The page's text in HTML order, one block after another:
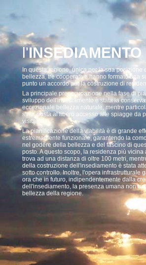
l'INSEDIAMENTO
In questa regione, unica per la sua posizione
bellezza, tre cooperative hanno formato una
punto un accordo per la costruzione di
La principale preoccupazione nella fase di
sviluppo dell'insediamento è stata la
eccezionale bellezza naturale, mentre
stata posta al libero accesso alle spiagge da
visitatori.
La pianificazione della viabilità è di grande
estremamente funzionale, garantendo la
nel godere della bellezza e del fascino di
posto. A questo scopo, la residenza più vicina
trova ad una distanza di oltre 100 metri,
della costruzione dell'insediamento è stata
sotto controllo. Inoltre, l'opera infrastrutturale
ora che in futuro, indipendentemente dalla
dell'insediamento, la presenza umana non
bellezza della regione.